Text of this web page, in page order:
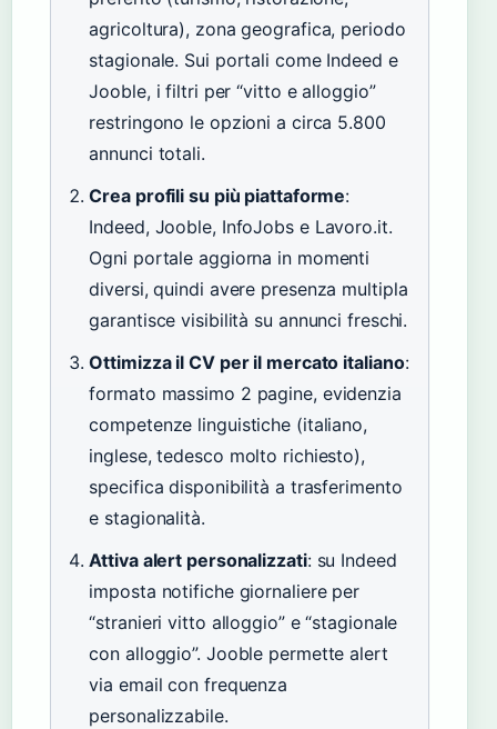
agricoltura), zona geografica, periodo
stagionale. Sui portali come Indeed e
Jooble, i filtri per “vitto e alloggio”
restringono le opzioni a circa 5.800
annunci totali.
Crea profili su più piattaforme:
Indeed, Jooble, InfoJobs e Lavoro.it.
Ogni portale aggiorna in momenti
diversi, quindi avere presenza multipla
garantisce visibilità su annunci freschi.
Ottimizza il CV per il mercato italiano:
formato massimo 2 pagine, evidenzia
competenze linguistiche (italiano,
inglese, tedesco molto richiesto),
specifica disponibilità a trasferimento
e stagionalità.
Attiva alert personalizzati: su Indeed
imposta notifiche giornaliere per
“stranieri vitto alloggio” e “stagionale
con alloggio”. Jooble permette alert
via email con frequenza
personalizzabile.